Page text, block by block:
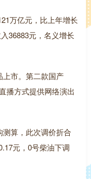
万亿元，比上年增长
36883元，名义增长
上市。第二款国产
播方式提供网络演出
算，此次调价折合
元，0号柴油下调